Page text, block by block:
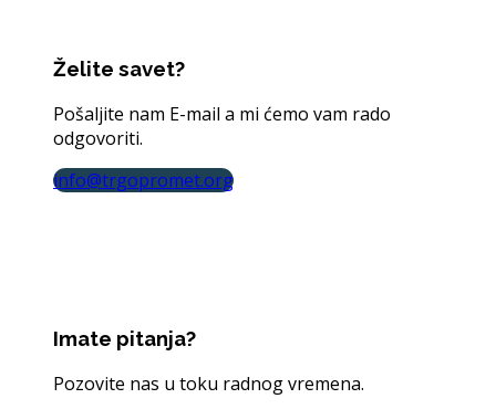
Želite savet?
Pošaljite nam E-mail a mi ćemo vam rado
odgovoriti.
info@trgopromet.org
Imate pitanja?
Pozovite nas u toku radnog vremena.